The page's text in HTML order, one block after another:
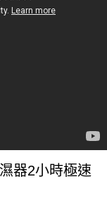
器2小時極速